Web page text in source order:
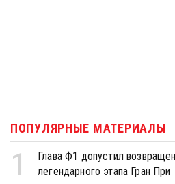
ПОПУЛЯРНЫЕ МАТЕРИАЛЫ
1
Глава Ф1 допустил
легендарного этапа Гран При